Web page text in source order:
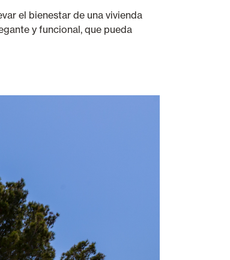
el bienestar de una vivienda
y funcional, que pueda